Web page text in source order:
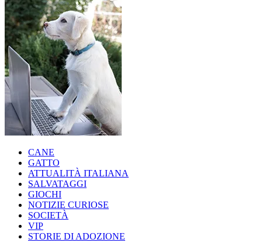
CANE
GATTO
ATTUALITÀ ITALIANA
SALVATAGGI
GIOCHI
NOTIZIE CURIOSE
SOCIETÀ
VIP
STORIE DI ADOZIONE